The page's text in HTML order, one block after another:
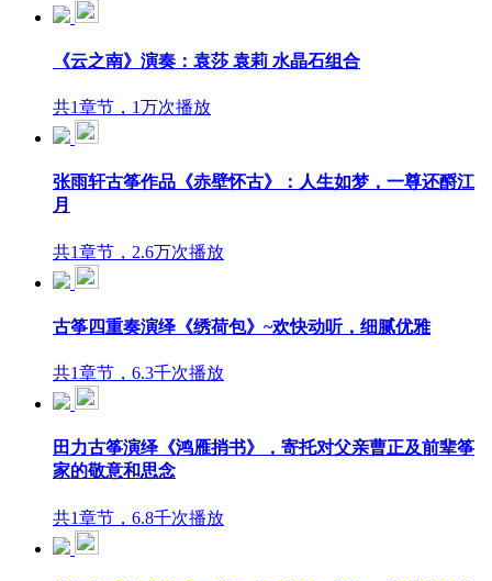
《云之南》演奏：袁莎 袁莉 水晶石组合
共1章节，1万次播放
张雨轩古筝作品《赤壁怀古》：人生如梦，一尊还酹江
月
共1章节，2.6万次播放
古筝四重奏演绎《绣荷包》~欢快动听，细腻优雅
共1章节，6.3千次播放
田力古筝演绎《鸿雁捎书》，寄托对父亲曹正及前辈筝
家的敬意和思念
共1章节，6.8千次播放